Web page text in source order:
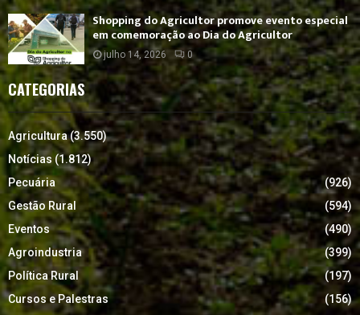
Shopping do Agricultor promove evento especial
em comemoração ao Dia do Agricultor
julho 14, 2026 0
CATEGORIAS
Agricultura(3.550)
Notícias (1.812)
Pecuária
(926)
Gestão Rural
(594)
Eventos
(490)
Agroindustria
(399)
Política Rural
(197)
Cursos e Palestras
(156)